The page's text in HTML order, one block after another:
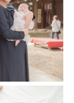
うに、想い出に
て記憶に残る写
に。
を切ります。や